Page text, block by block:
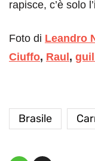
rapisce, c’è solo
Foto di Leandro
Ciuffo, Raul,
Brasile